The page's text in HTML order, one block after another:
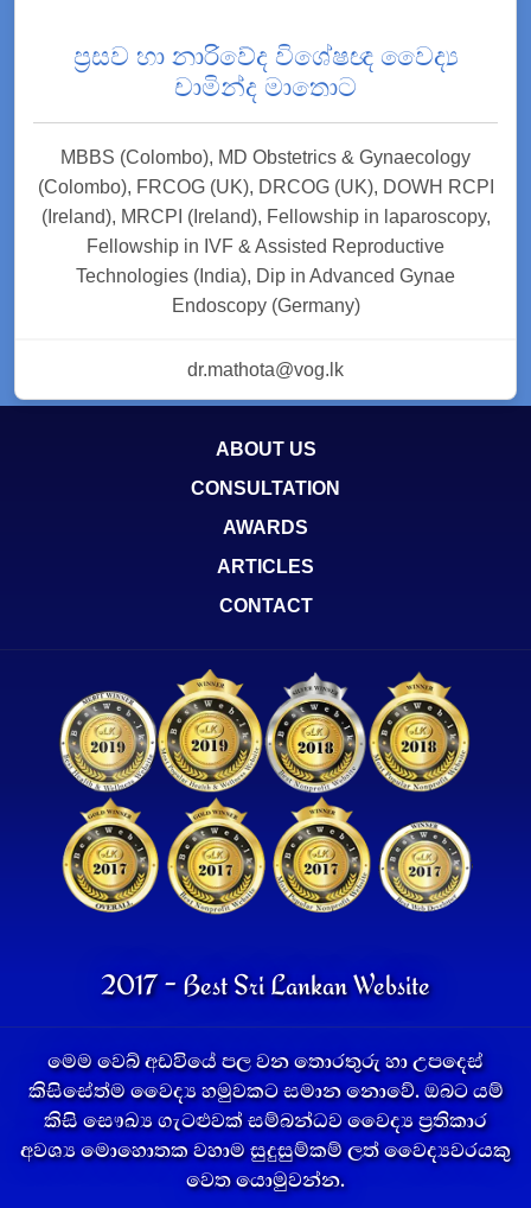
ප්‍රසව හා නාරිවේද විශේෂඥ වෛද්‍ය
චාමින්ද මාතොට
MBBS (Colombo), MD Obstetrics & Gynaecology
(Colombo), FRCOG (UK), DRCOG (UK), DOWH RCPI
(Ireland), MRCPI (Ireland), Fellowship in laparoscopy,
Fellowship in IVF & Assisted Reproductive
Technologies (India), Dip in Advanced Gynae
Endoscopy (Germany)
dr.mathota@vog.lk
ABOUT US
CONSULTATION
AWARDS
ARTICLES
CONTACT
2017 - Best Sri Lankan Website
මෙම වෙබ් අඩවියේ පල වන තොරතුරු හා උපදෙස්
කිසිසේත්ම වෛද්‍ය හමුවකට සමාන නොවේ. ඔබට යම්
කිසි සෞඛ්‍ය ගැටළුවක් සම්බන්ධව වෛද්‍ය ප්‍රතිකාර
අවශ්‍ය මොහොතක වහාම සුදුසුම්කම් ලත් වෛද්‍යවරයකු
වෙත යොමුවන්න.